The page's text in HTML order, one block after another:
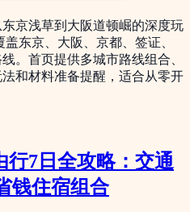
京浅草到大阪道顿崛的深度玩
东京、大阪、京都、签证、
。首页提供多城市路线组合、
和材料准备提醒，适合从零开
行7日全攻略：交通
钱住宿组合